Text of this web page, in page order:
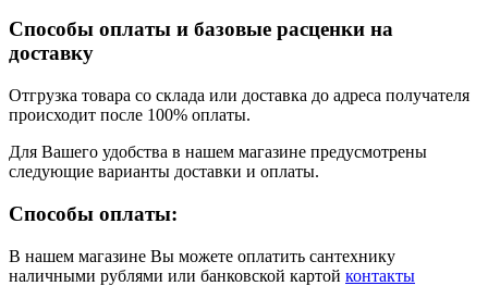
Способы оплаты и базовые расценки на
доставку
Отгрузка товара со склада или доставка до адреса получателя
происходит после 100% оплаты.
Для Вашего удобства в нашем магазине предусмотрены
следующие варианты доставки и оплаты.
Способы оплаты:
В нашем магазине Вы можете оплатить сантехнику
наличными рублями или банковской картой контакты